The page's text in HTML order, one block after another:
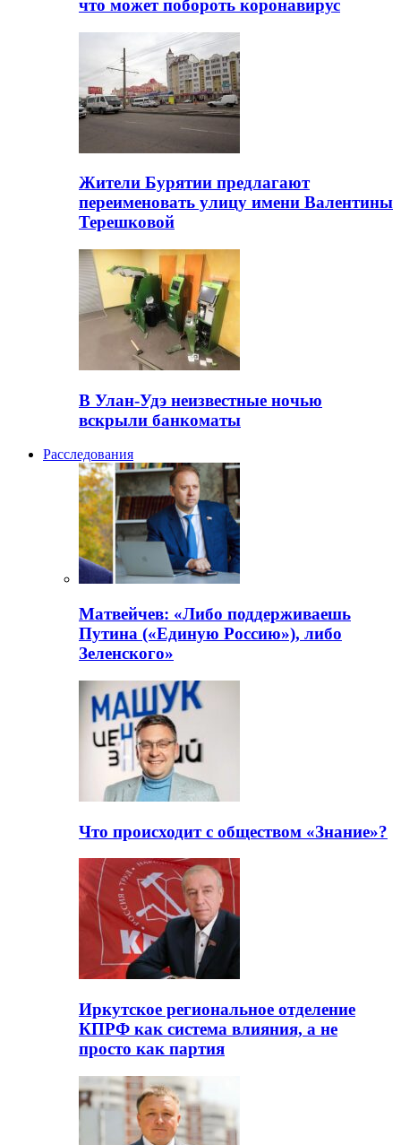
что может побороть коронавирус
Жители Бурятии предлагают
переименовать улицу имени Валентины
Терешковой
В Улан-Удэ неизвестные ночью
вскрыли банкоматы
Расследования
Матвейчев: «Либо поддерживаешь
Путина («Единую Россию»), либо
Зеленского»
Что происходит с обществом «Знание»?
Иркутское региональное отделение
КПРФ как система влияния, а не
просто как партия